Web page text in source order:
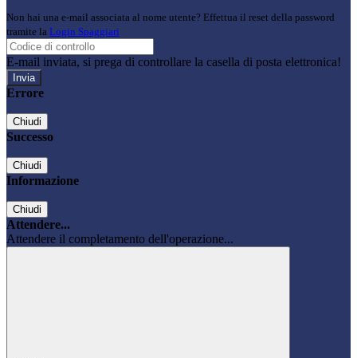
Non hai una e-mail associata al nome utente? Effettua il reset della password
tramite la Login Spaggiari
E-mail inviata, si prega di controllare la casella di posta elettronica!
Errore
Chiudi
Successo
Chiudi
Informazione
Chiudi
Attendere...
Attendere il completamento dell'operazione...